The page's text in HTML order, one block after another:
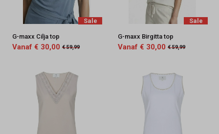
Sale
G-maxx Cilja top
Vanaf € 30,00 € 59,99
Sale
G-maxx Birgitta top
Vanaf € 30,00 € 59,99